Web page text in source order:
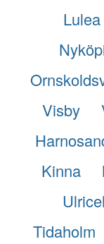
Lulea
Visby
Kinna
Tidaholm